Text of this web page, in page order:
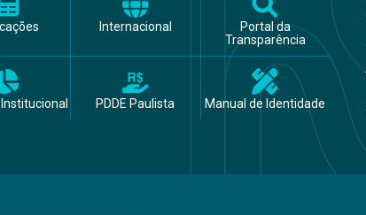
Internacional
Portal da
Transparência
PDDE Paulista Manual de Identidade